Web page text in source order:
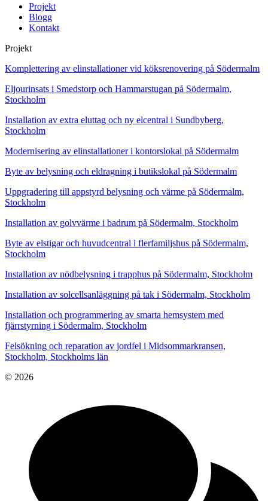
Projekt
Blogg
Kontakt
Projekt
Komplettering av elinstallationer vid köksrenovering på Södermalm
Eljourinsats i Smedstorp och Hammarstugan på Södermalm,
Stockholm
Installation av extra eluttag och ny elcentral i Sundbyberg,
Stockholm
Modernisering av elinstallationer i kontorslokal på Södermalm
Byte av belysning och eldragning i butikslokal på Södermalm
Uppgradering till appstyrd belysning och värme på Södermalm,
Stockholm
Installation av golvvärme i badrum på Södermalm, Stockholm
Byte av elstigar och huvudcentral i flerfamiljshus på Södermalm,
Stockholm
Installation av nödbelysning i trapphus på Södermalm, Stockholm
Installation av solcellsanläggning på tak i Södermalm, Stockholm
Installation och programmering av smarta hemsystem med
fjärrstyrning i Södermalm, Stockholm
Felsökning och reparation av jordfel i Midsommarkransen,
Stockholm, Stockholms län
© 2026